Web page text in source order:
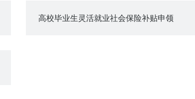
高校毕业生灵活就业社会保险补贴申领